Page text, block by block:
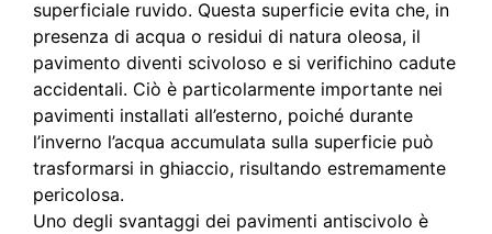
superficiale ruvido. Questa superficie evita che, in
presenza di acqua o residui di natura oleosa, il
pavimento diventi scivoloso e si verifichino cadute
accidentali. Ciò è particolarmente importante nei
pavimenti installati all’esterno, poiché durante
l’inverno l’acqua accumulata sulla superficie può
trasformarsi in ghiaccio, risultando estremamente
pericolosa.
Uno degli svantaggi dei pavimenti antiscivolo è